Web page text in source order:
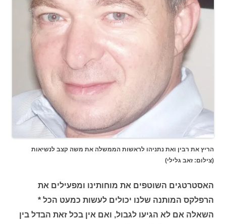
הריץ את רבין ואת נתניהו לראשות הממשלה את משה קצב לנשיאות
(צילום: זאב גלילי)
האסטרטגים השוטפים את מוחותינו ומפעילים את
הרפלקס המותנה שלנו יכולים לעשות כמעט הכל *
השאלה אם לא הגיעו לגבול, ואם אין בכל זאת הבדל בין